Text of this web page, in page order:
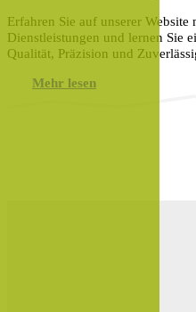
Erfahren Sie auf unserer Website
Dienstleistungen und lernen Sie
Qualität, Präzision und
Mehr lesen